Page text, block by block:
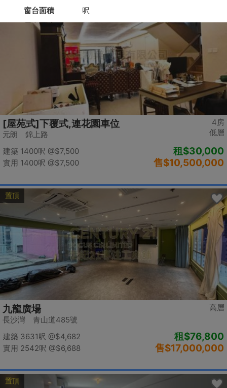
4房
低層
[屋苑式]下覆式,連花園車位
元朗 錦上路
建築 1400呎 @$7,500
實用 1400呎 @$7,500
租$30,000
售$10,500,000
置頂
高層
九龍廣場
長沙灣 青山道485號
建築 3631呎 @$4,682
實用 2542呎 @$6,688
租$76,800
售$17,000,000
置頂